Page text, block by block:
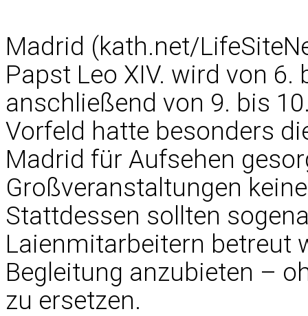
Madrid (kath.net/
Papst Leo XIV. wird von
anschließend von 9. bis
Vorfeld hatte besonders
Madrid für Aufsehen
Großveranstaltungen
Stattdessen sollten
Laienmitarbeitern betreut
Begleitung anzubieten –
zu ersetzen.